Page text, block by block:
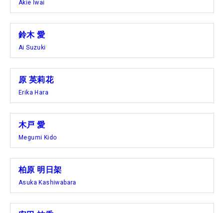
Akie Iwai
鈴木 愛
Ai Suzuki
原 英莉花
Erika Hara
木戸 愛
Megumi Kido
柏原 明日架
Asuka Kashiwabara